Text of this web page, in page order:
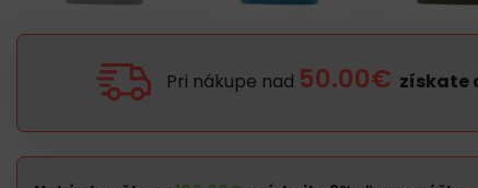
Pri nákupe nad 50.00€ získate